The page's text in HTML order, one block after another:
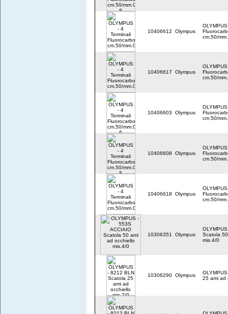
10406612 Olympus
cm.50/
10406617 Olympus
cm.50/
10406603 Olympus
cm.50/
10406608 Olympus
cm.50/
10406618 Olympus
cm.50/
10306351 Olympus
Scatola
mis.4/0
10306290 Olympus
25 ami ad